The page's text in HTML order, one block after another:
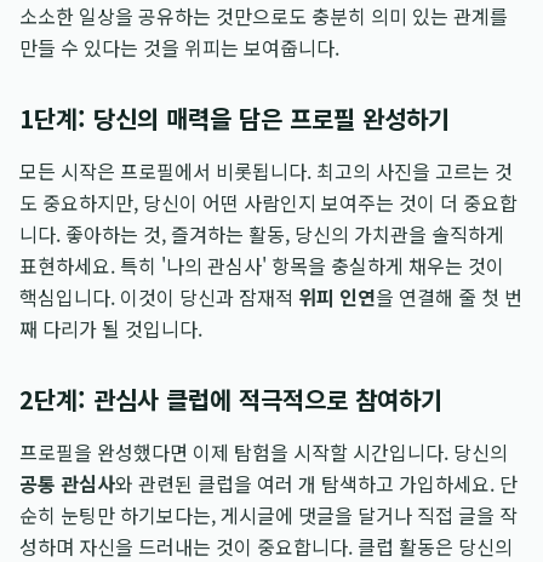
소소한 일상을 공유하는 것만으로도 충분히 의미 있는 관계를
만들 수 있다는 것을 위피는 보여줍니다.
1단계: 당신의 매력을 담은 프로필 완성하기
모든 시작은 프로필에서 비롯됩니다. 최고의 사진을 고르는 것
도 중요하지만, 당신이 어떤 사람인지 보여주는 것이 더 중요합
니다. 좋아하는 것, 즐겨하는 활동, 당신의 가치관을 솔직하게
표현하세요. 특히 '나의 관심사' 항목을 충실하게 채우는 것이
핵심입니다. 이것이 당신과 잠재적 위피 인연을 연결해 줄 첫 번
째 다리가 될 것입니다.
2단계: 관심사 클럽에 적극적으로 참여하기
프로필을 완성했다면 이제 탐험을 시작할 시간입니다. 당신의
공통 관심사와 관련된 클럽을 여러 개 탐색하고 가입하세요. 단
순히 눈팅만 하기보다는, 게시글에 댓글을 달거나 직접 글을 작
성하며 자신을 드러내는 것이 중요합니다. 클럽 활동은 당신의